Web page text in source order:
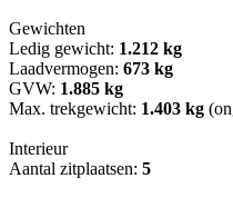
Gewichten
Ledig gewicht: 1.212 kg
Laadvermogen: 673 kg
GVW: 1.885 kg
Max. trekgewicht: 1.403 kg
Interieur
Aantal zitplaatsen: 5